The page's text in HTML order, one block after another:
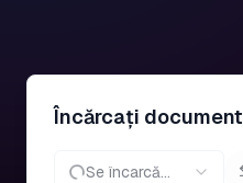
Încărcați document
Se încarcă...